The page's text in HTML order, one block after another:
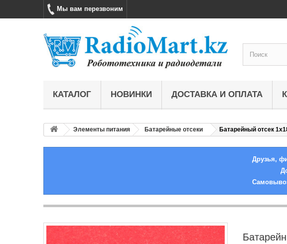
Мы вам перезвоним
КАТАЛОГ НОВИНКИ ДОСТАВКА И ОПЛАТА
Элементы питания Батарейные отсеки Батарейный отсек
Друзья,